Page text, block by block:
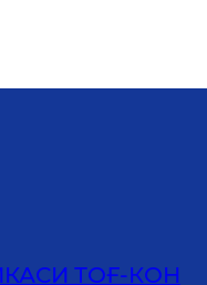
ТОҒ-КОН